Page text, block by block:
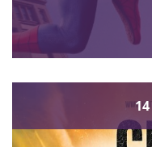
14